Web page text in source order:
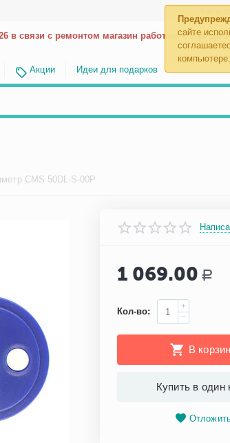
сайте
компьютере:
в связи с ремонтом магазин работает с 9.00 до
Акции Идеи для подарков
CMS 50DL-S-00P
1 069.00 Р
Кол-во:
+
−
В
Купить в один